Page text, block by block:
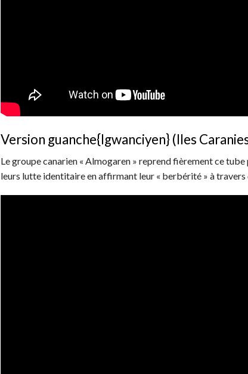
Version guanche{Igwanciyen} (Iles
Le groupe canarien « Almogaren » reprend fièrement ce
leurs lutte identitaire en affirmant leur « berbérité » à